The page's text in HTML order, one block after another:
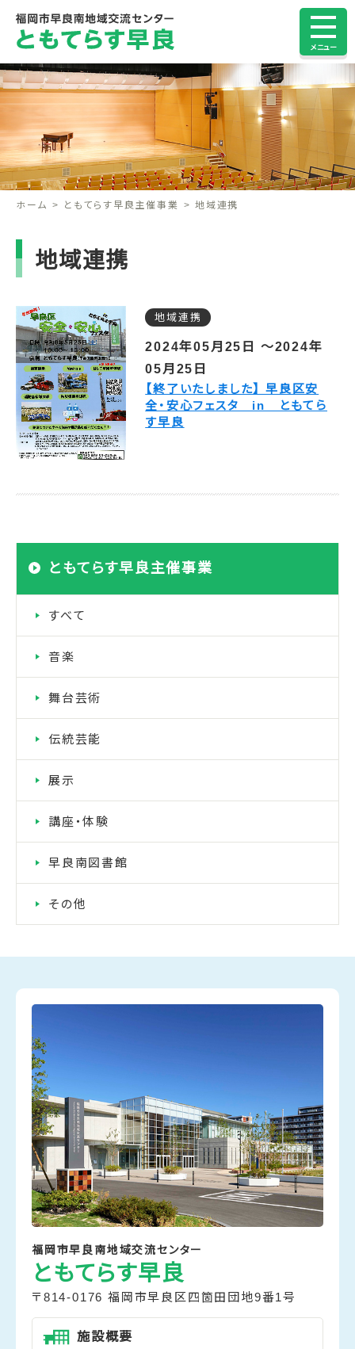
メニュー
ホーム ともてらす早良主催事業 地域連携
地域連携
地域連携
2024年05月25日 ～2024年
05月25日
【終了いたしました】 早良区安
全・安心フェスタ in ともてら
す早良
ともてらす早良主催事業
すべて
音楽
舞台芸術
伝統芸能
展示
講座・体験
早良南図書館
その他
福岡市早良南地域交流センター
ともてらす早良
〒814-0176 福岡市早良区四箇田団地9番1号
施設概要